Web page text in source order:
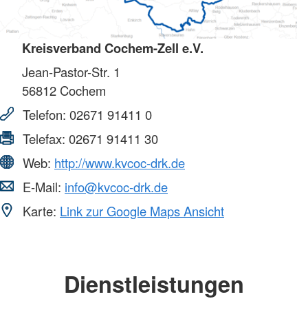
Kreisverband Cochem-Zell e.V.
Jean-Pastor-Str. 1
56812 Cochem
Telefon: 02671 91411 0
Telefax: 02671 91411 30
Web: http://www.kvcoc-drk.de
E-Mail: info@kvcoc-drk.de
Karte: Link zur Google Maps Ansicht
Dienstleistungen